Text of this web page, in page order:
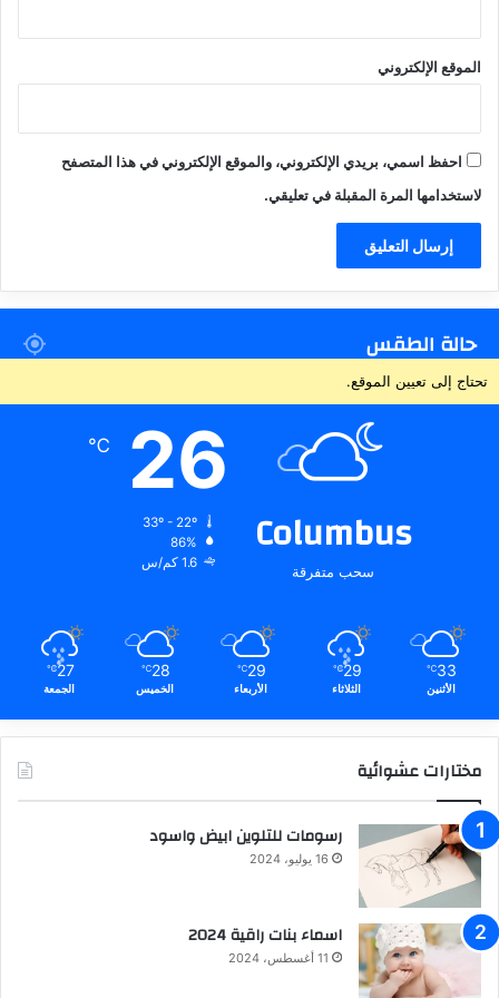
الموقع الإلكتروني
احفظ اسمي، بريدي الإلكتروني، والموقع الإلكتروني في هذا المتصفح
لاستخدامها المرة المقبلة في تعليقي.
حالة الطقس
تحتاج إلى تعيين الموقع.
Columbus
سحب متفرقة
26
℃
86%
1.6 كم/س
33
℃
الأثنين
29
℃
الثلاثاء
29
℃
الأربعاء
28
℃
الخميس
27
℃
الجمعة
مختارات عشوائية
رسومات للتلوين ابيض واسود
16 يوليو، 2024
اسماء بنات راقية 2024
11 أغسطس، 2024